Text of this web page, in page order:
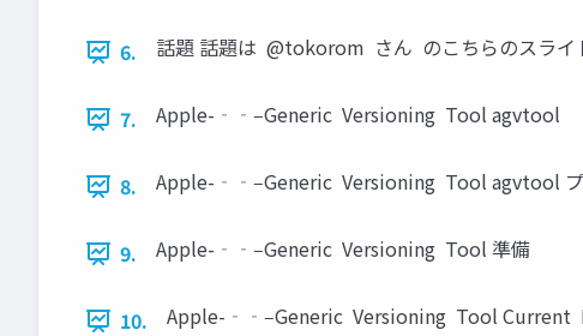
6. 話題 話題は @tokorom さん のこちらのスラ
7. Apple-‐‑‒Generic Versioning Tool agvtool
8. Apple-‐‑‒Generic Versioning Tool agvtool プ
9. Apple-‐‑‒Generic Versioning Tool 準備
10. Apple-‐‑‒Generic Versioning Tool Current